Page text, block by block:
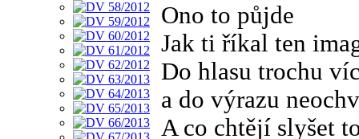
Ono to půjde
Jak ti říkal ten
Do hlasu trochu
a do výrazu
A co chtějí slyšet